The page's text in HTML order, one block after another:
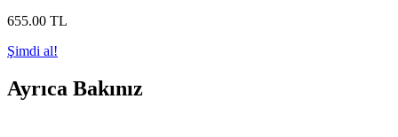
655.00 TL
Şimdi al!
Ayrıca Bakınız